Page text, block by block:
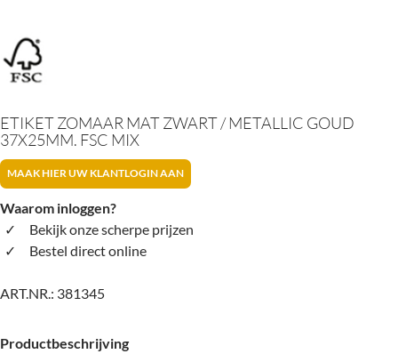
ETIKET ZOMAAR MAT ZWART / METALLIC GOUD
37X25MM. FSC MIX
MAAK HIER UW KLANTLOGIN AAN
Waarom inloggen?
Bekijk onze scherpe prijzen
Bestel direct online
ART.NR.: 381345
Productbeschrijving